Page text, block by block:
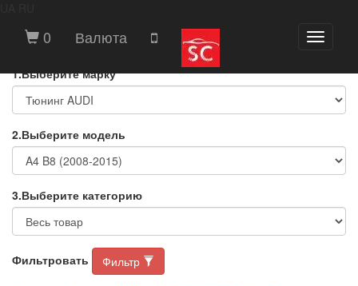
Toggle
0 Валюта
ВЫБЕРИТЕ МАРКУ И МОДЕЛЬ
АВТОМОБИЛЯ
1.Выберите марку
2.Выберите модель
3.Выберите категорию
Фильтровать Фильтр